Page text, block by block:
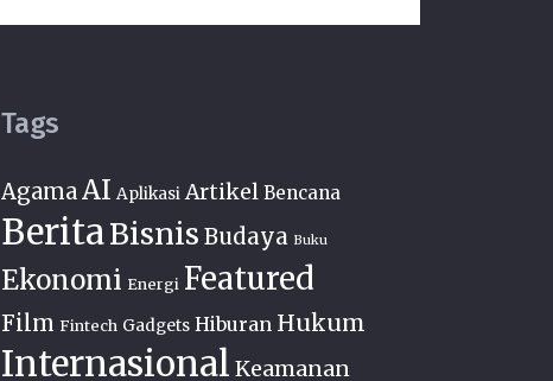
Tags
AgamaAI Aplikasi Artikel Bencana
BeritaBisnis Budaya Buku
Ekonomi Energi Featured
Film Fintech Gadgets Hiburan Hukum
Internasional Keamanan